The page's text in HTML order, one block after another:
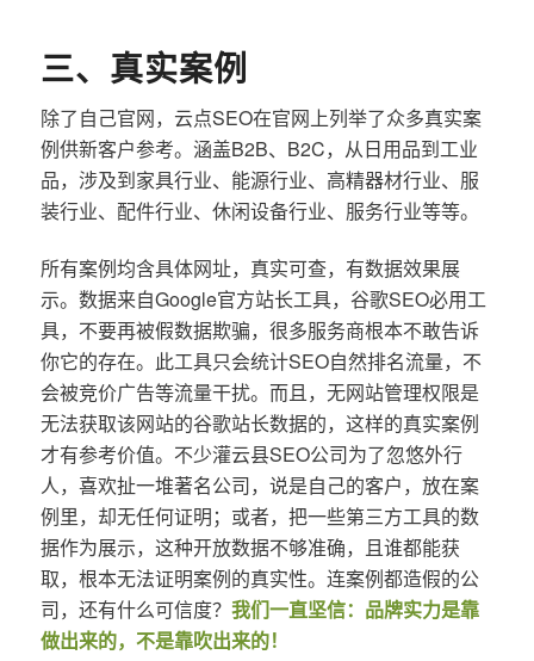
三、真实案例
除了自己官网，云点SEO在官网上列举了众多真实案
例供新客户参考。涵盖B2B、B2C，从日用品到工业
品，涉及到家具行业、能源行业、高精器材行业、服
装行业、配件行业、休闲设备行业、服务行业等等。
所有案例均含具体网址，真实可查，有数据效果展
示。数据来自Google官方站长工具，谷歌SEO必用工
具，不要再被假数据欺骗，很多服务商根本不敢告诉
你它的存在。此工具只会统计SEO自然排名流量，不
会被竞价广告等流量干扰。而且，无网站管理权限是
无法获取该网站的谷歌站长数据的，这样的真实案例
才有参考价值。不少灌云县SEO公司为了忽悠外行
人，喜欢扯一堆著名公司，说是自己的客户，放在案
例里，却无任何证明；或者，把一些第三方工具的数
据作为展示，这种开放数据不够准确，且谁都能获
取，根本无法证明案例的真实性。连案例都造假的公
司，还有什么可信度？ 我们一直坚信：品牌实力是靠
做出来的，不是靠吹出来的！